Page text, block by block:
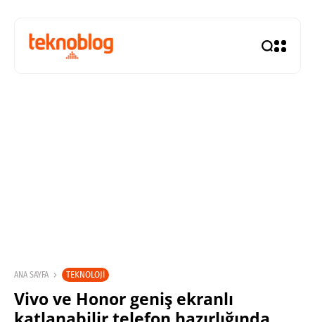
ANA SAYFA TEKNOLOJI
Vivo ve Honor geniş ekranlı